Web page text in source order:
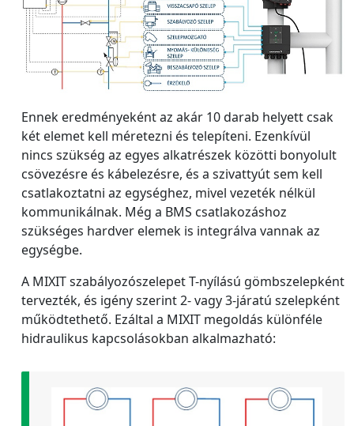
Ennek eredményeként az akár 10 darab helyett csak
két elemet kell méretezni és telepíteni. Ezenkívül
nincs szükség az egyes alkatrészek közötti bonyolult
csövezésre és kábelezésre, és a szivattyút sem kell
csatlakoztatni az egységhez, mivel vezeték nélkül
kommunikálnak. Még a BMS csatlakozáshoz
szükséges hardver elemek is integrálva vannak az
egységbe.
A MIXIT szabályozószelepet T-nyílású gömbszelepként
tervezték, és igény szerint 2- vagy 3-járatú szelepként
működtethető. Ezáltal a MIXIT megoldás különféle
hidraulikus kapcsolásokban alkalmazható: